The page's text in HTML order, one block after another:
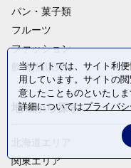
パン・菓子類
フルーツ
ファッション
飲料(酒以外)
地域から探す
関東エリア
当サイトでは、サイト利
用しています。サイトの
意したことものといたしま
詳細についてはプライバ